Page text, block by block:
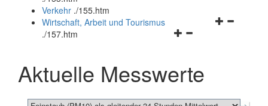
und
schließen
Verkehr ./155.htm
Navigationsmenü
schließen
Wirtschaft, Arbeit und Tourismus
./157.htm
Aktuelle Messwerte